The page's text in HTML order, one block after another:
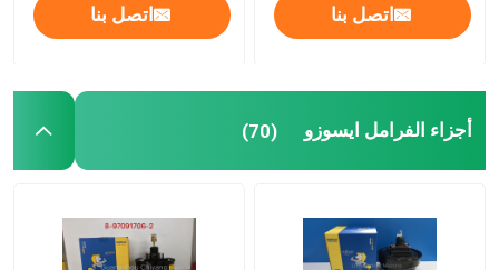
اتصل بنا اتصل بنا
أجزاء الفرامل ايسوزو (70)